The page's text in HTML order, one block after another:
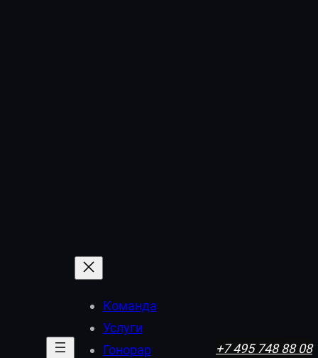
Команда
Услуги
Гонорар
+7 495 748 88 08